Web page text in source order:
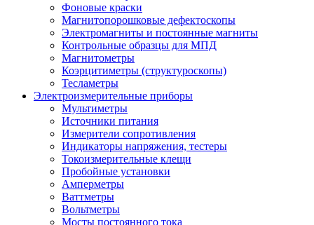
Фоновые краски
Магнитопорошковые дефектоскопы
Электромагниты и постоянные магниты
Контрольные образцы для МПД
Магнитометры
Коэрцитиметры (структуроскопы)
Тесламетры
Электроизмерительные приборы
Мультиметры
Источники питания
Измерители сопротивления
Индикаторы напряжения, тестеры
Токоизмерительные клещи
Пробойные установки
Амперметры
Ваттметры
Вольтметры
Мосты постоянного тока